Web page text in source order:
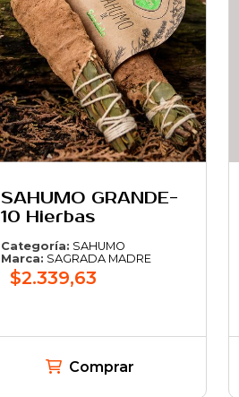
SAHUMO GRANDE-
10 Hierbas
Categoría: SAHUMO
Marca: SAGRADA MADRE
$2.339,63
Comprar